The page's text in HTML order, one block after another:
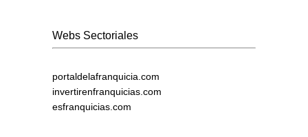
Webs Sectoriales
portaldelafranquicia.com
invertirenfranquicias.com
esfranquicias.com